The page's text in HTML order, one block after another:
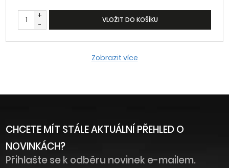
+
-
VLOŽIT DO KOŠÍKU
Zobrazit více
CHCETE MÍT STÁLE AKTUÁLNÍ PŘEHLED O
NOVINKÁCH?
Přihlašte se k odběru novinek e-mailem.